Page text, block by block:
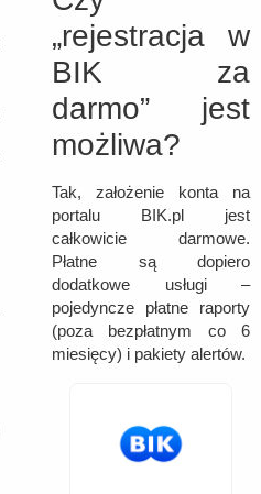
„rejestracja w
BIK za
darmo” jest
możliwa?
Tak, założenie konta na
portalu BIK.pl jest
całkowicie darmowe.
Płatne są dopiero
dodatkowe usługi –
pojedyncze płatne raporty
(poza bezpłatnym co 6
miesięcy) i pakiety alertów.